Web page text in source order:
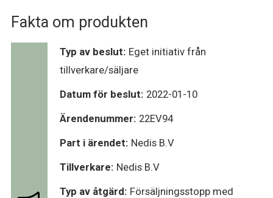
Fakta om produkten
Typ av beslut: Eget initiativ från
tillverkare/säljare
Datum för beslut: 2022-01-10
Ärendenummer: 22EV94
Part i ärendet: Nedis B.V
Tillverkare: Nedis B.V
Typ av åtgärd: Försäljningsstopp med